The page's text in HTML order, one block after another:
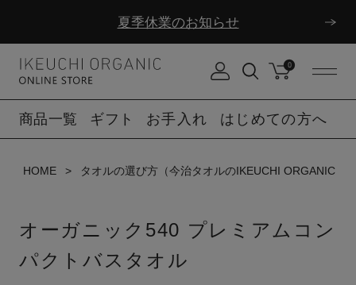
夏季休業のお知らせ 0
商品一覧 ギフト お手入れ はじめての方へ
HOME タオルの選び方（今治タオルのIKEUCHI ORGANIC）
オーガニック540 プレミアムコン
パクトバスタオル